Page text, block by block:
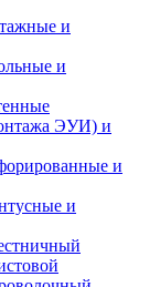
и
и
ЭУИ) и
и
и